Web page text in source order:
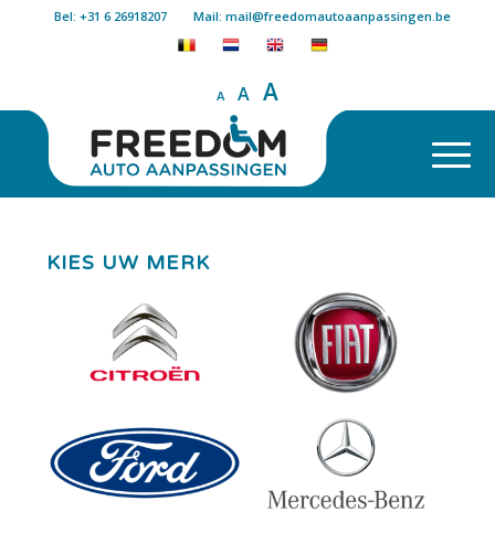
Bel: +31 6 26918207 Mail: mail@freedomautoaanpassingen.be
A A A
KIES UW MERK